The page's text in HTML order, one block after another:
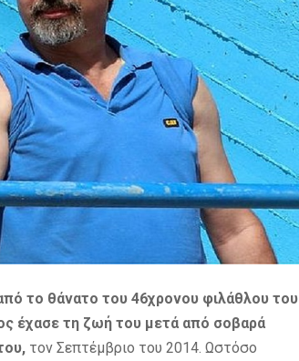
το θάνατο του 46χρονου φιλάθλου του
έχασε τη ζωή του μετά από σοβαρά
τον Σεπτέμβριο του 2014. Ωστόσο